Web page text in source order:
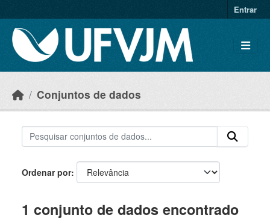
Entrar
Conjuntos de dados
Ordenar por
1 conjunto de dados encontrado